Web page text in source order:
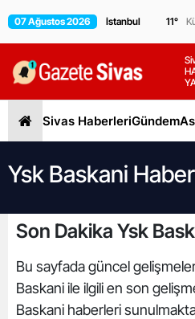
07 Ağustos 2026 11°
Sivas HaberleriGündem
Ysk Baskani
Son Dakika Ysk
Bu sayfada güncel
Baskani ile ilgili en son
Baskani haberleri